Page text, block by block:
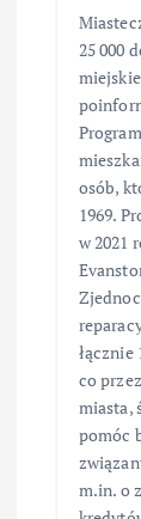
25 000
osób,
1969.
w 2021
łącznie
co
miasta,
pomóc
m.in. o